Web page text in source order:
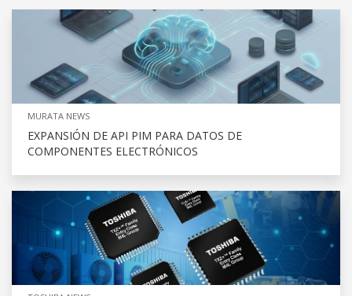
MURATA NEWS
EXPANSIÓN DE API PIM PARA DATOS DE
COMPONENTES ELECTRÓNICOS